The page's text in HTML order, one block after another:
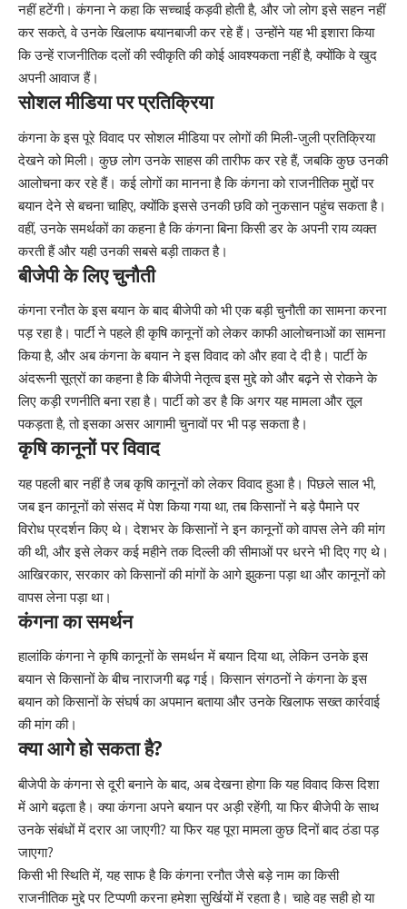
नहीं हटेंगी। कंगना ने कहा कि सच्चाई कड़वी होती है, और जो लोग इसे सहन नहीं
कर सकते, वे उनके खिलाफ बयानबाजी कर रहे हैं। उन्होंने यह भी इशारा किया
कि उन्हें राजनीतिक दलों की स्वीकृति की कोई आवश्यकता नहीं है, क्योंकि वे खुद
अपनी आवाज हैं।
सोशल मीडिया पर प्रतिक्रिया
कंगना के इस पूरे विवाद पर सोशल मीडिया पर लोगों की मिली-जुली प्रतिक्रिया
देखने को मिली। कुछ लोग उनके साहस की तारीफ कर रहे हैं, जबकि कुछ उनकी
आलोचना कर रहे हैं। कई लोगों का मानना है कि कंगना को राजनीतिक मुद्दों पर
बयान देने से बचना चाहिए, क्योंकि इससे उनकी छवि को नुकसान पहुंच सकता है।
वहीं, उनके समर्थकों का कहना है कि कंगना बिना किसी डर के अपनी राय व्यक्त
करती हैं और यही उनकी सबसे बड़ी ताकत है।
बीजेपी के लिए चुनौती
कंगना रनौत के इस बयान के बाद बीजेपी को भी एक बड़ी चुनौती का सामना करना
पड़ रहा है। पार्टी ने पहले ही कृषि कानूनों को लेकर काफी आलोचनाओं का सामना
किया है, और अब कंगना के बयान ने इस विवाद को और हवा दे दी है। पार्टी के
अंदरूनी सूत्रों का कहना है कि बीजेपी नेतृत्व इस मुद्दे को और बढ़ने से रोकने के
लिए कड़ी रणनीति बना रहा है। पार्टी को डर है कि अगर यह मामला और तूल
पकड़ता है, तो इसका असर आगामी चुनावों पर भी पड़ सकता है।
कृषि कानूनों पर विवाद
यह पहली बार नहीं है जब कृषि कानूनों को लेकर विवाद हुआ है। पिछले साल भी,
जब इन कानूनों को संसद में पेश किया गया था, तब किसानों ने बड़े पैमाने पर
विरोध प्रदर्शन किए थे। देशभर के किसानों ने इन कानूनों को वापस लेने की मांग
की थी, और इसे लेकर कई महीने तक दिल्ली की सीमाओं पर धरने भी दिए गए थे।
आखिरकार, सरकार को किसानों की मांगों के आगे झुकना पड़ा था और कानूनों को
वापस लेना पड़ा था।
कंगना का समर्थन
हालांकि कंगना ने कृषि कानूनों के समर्थन में बयान दिया था, लेकिन उनके इस
बयान से किसानों के बीच नाराजगी बढ़ गई। किसान संगठनों ने कंगना के इस
बयान को किसानों के संघर्ष का अपमान बताया और उनके खिलाफ सख्त कार्रवाई
की मांग की।
क्या आगे हो सकता है?
बीजेपी के कंगना से दूरी बनाने के बाद, अब देखना होगा कि यह विवाद किस दिशा
में आगे बढ़ता है। क्या कंगना अपने बयान पर अड़ी रहेंगी, या फिर बीजेपी के साथ
उनके संबंधों में दरार आ जाएगी? या फिर यह पूरा मामला कुछ दिनों बाद ठंडा पड़
जाएगा?
किसी भी स्थिति में, यह साफ है कि कंगना रनौत जैसे बड़े नाम का किसी
राजनीतिक मुद्दे पर टिप्पणी करना हमेशा सुर्खियों में रहता है। चाहे वह सही हो या